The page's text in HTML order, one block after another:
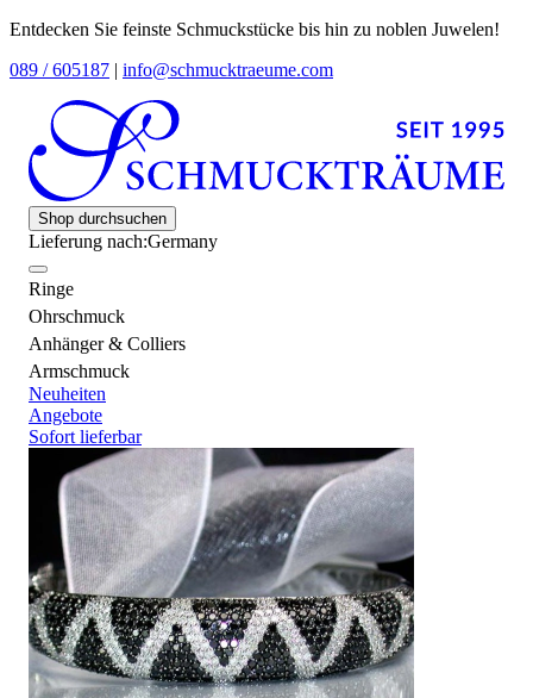
Entdecken Sie feinste Schmuckstücke bis hin zu noblen Juwelen!
089 / 605187 | info@schmucktraeume.com
Shop durchsuchen
Lieferung nach:Germany
Ringe
Ohrschmuck
Anhänger & Colliers
Armschmuck
Neuheiten
Angebote
Sofort lieferbar